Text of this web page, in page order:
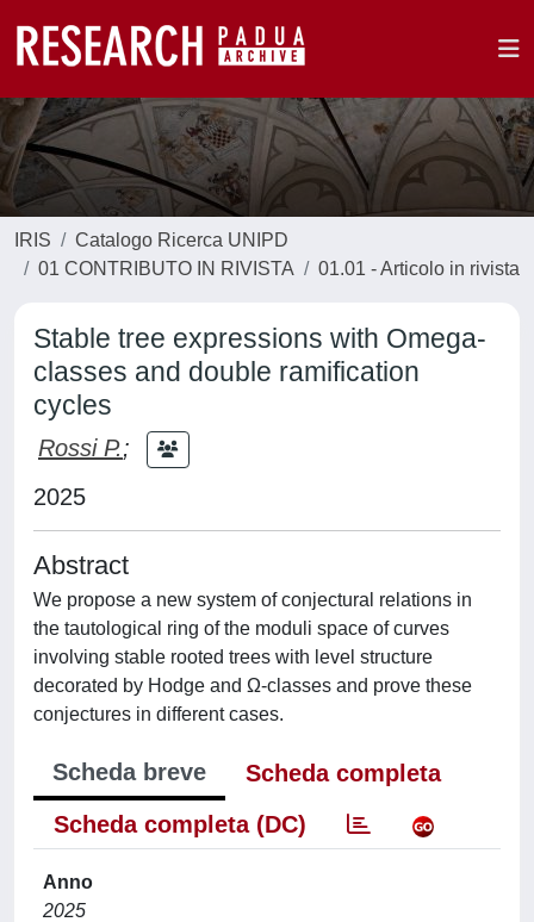
IRIS
Catalogo Ricerca UNIPD
01 CONTRIBUTO IN RIVISTA
01.01 - Articolo in rivista
Stable tree expressions with Omega-
classes and double ramification
cycles
Rossi P.;
2025
Abstract
We propose a new system of conjectural relations in
the tautological ring of the moduli space of curves
involving stable rooted trees with level structure
decorated by Hodge and Ω-classes and prove these
conjectures in different cases.
Scheda breve
Scheda completa
Scheda completa (DC)
Anno
2025